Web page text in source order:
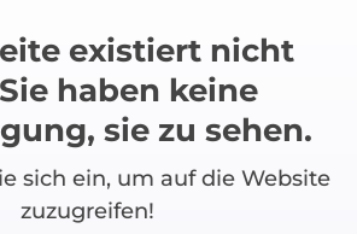
existiert nicht
haben keine
sie zu sehen.
sich ein, um auf die Website
zuzugreifen!